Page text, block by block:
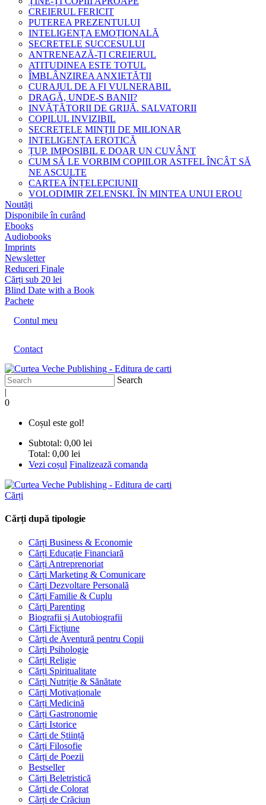
CREIERUL FERICIT
PUTEREA PREZENTULUI
INTELIGENȚA EMOȚIONALĂ
SECRETELE SUCCESULUI
ANTRENEAZĂ-ȚI CREIERUL
ATITUDINEA ESTE TOTUL
ÎMBLÂNZIREA ANXIETĂȚII
CURAJUL DE A FI VULNERABIL
DRAGĂ, UNDE-S BANII?
INVĂȚĂTORII DE GRIJĂ. SALVATORII
COPILUL INVIZIBIL
SECRETELE MINȚII DE MILIONAR
INTELIGENȚA EROTICĂ
ȚUP. IMPOSIBIL E DOAR UN CUVÂNT
CUM SĂ LE VORBIM COPIILOR ASTFEL ÎNCÂT SĂ
NE ASCULTE
CARTEA ÎNȚELEPCIUNII
VOLODIMIR ZELENSKI. ÎN MINTEA UNUI EROU
Noutăți
Disponibile în curând
Ebooks
Audiobooks
Imprints
Newsletter
Reduceri Finale
Cărți sub 20 lei
Blind Date with a Book
Pachete
Contul meu
Contact
Search
|
0
Coșul este gol!
Subtotal: 0,00 lei
Total: 0,00 lei
Vezi coșul Finalizează comanda
Cărți
Cărți după tipologie
Cărți Business & Economie
Cărți Educație Financiară
Cărți Antreprenoriat
Cărți Marketing & Comunicare
Cărți Dezvoltare Personală
Cărți Familie & Cuplu
Cărți Parenting
Biografii și Autobiografii
Cărți Ficțiune
Cărți de Aventură pentru Copii
Cărți Psihologie
Cărți Religie
Cărți Spiritualitate
Cărți Nutriție & Sănătate
Cărți Motivaționale
Cărți Medicină
Cărți Gastronomie
Cărți Istorice
Cărți de Știință
Cărți Filosofie
Cărți de Poezii
Bestseller
Cărți Beletristică
Cărți de Colorat
Cărți de Crăciun